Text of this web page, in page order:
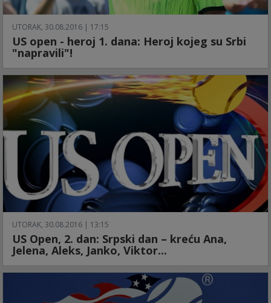
UTORAK, 30.08.2016 | 17:15
US open - heroj 1. dana: Heroj kojeg su Srbi
"napravili"!
UTORAK, 30.08.2016 | 13:15
US Open, 2. dan: Srpski dan – kreću Ana,
Jelena, Aleks, Janko, Viktor...